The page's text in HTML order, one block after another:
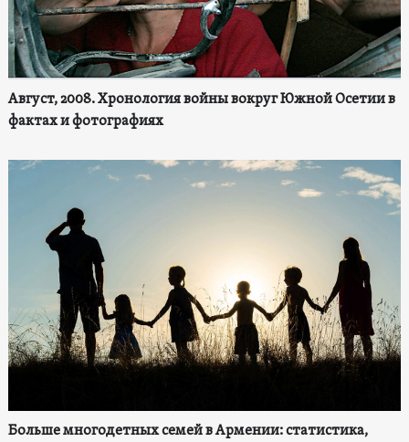
Август, 2008. Хронология войны вокруг Южной Осетии в
фактах и фотографиях
Больше многодетных семей в Армении: статистика,